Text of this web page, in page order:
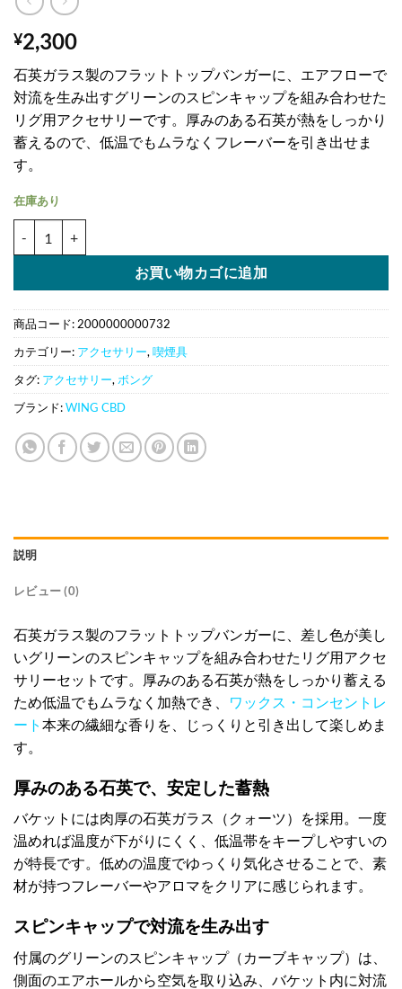
¥2,300
石英ガラス製のフラットトップバンガーに、エアフローで
対流を生み出すグリーンのスピンキャップを組み合わせた
リグ用アクセサリーです。厚みのある石英が熱をしっかり
蓄えるので、低温でもムラなくフレーバーを引き出せま
す。
在庫あり
お買い物カゴに追加
商品コード: 2000000000732
カテゴリー: アクセサリー, 喫煙具
タグ: アクセサリー, ボング
ブランド:WING CBD
説明
レビュー (0)
石英ガラス製のフラットトップバンガーに、差し色が美し
いグリーンのスピンキャップを組み合わせたリグ用アクセ
サリーセットです。厚みのある石英が熱をしっかり蓄える
ため低温でもムラなく加熱でき、
ワックス・コンセントレ
ート 本来の繊細な香りを、じっくりと引き出して楽しめま
す。
厚みのある石英で、安定した蓄熱
バケットには肉厚の石英ガラス（クォーツ）を採用。一度
温めれば温度が下がりにくく、低温帯をキープしやすいの
が特長です。低めの温度でゆっくり気化させることで、素
材が持つフレーバーやアロマをクリアに感じられます。
スピンキャップで対流を生み出す
付属のグリーンのスピンキャップ（カーブキャップ）は、
側面のエアホールから空気を取り込み、バケット内に対流